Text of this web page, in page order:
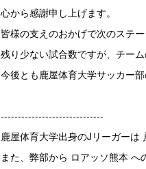
心から感謝申し上げます。
皆様の支えのおかげで次のステ
残り少ない試合数ですが、チー
今後とも鹿屋体育大学サッカー
------------------------------
鹿屋体育大学出身のJリーガーは
また、弊部から ロアッソ熊本 へ